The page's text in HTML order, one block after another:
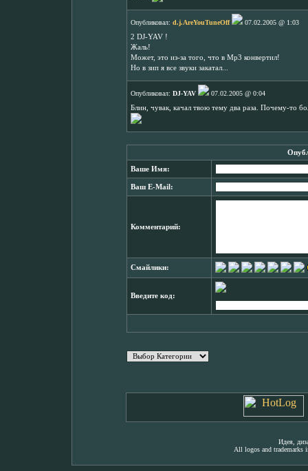
Опубликовал: d.j.AreYouTuneOff
07.02.2005 @ 1:03
2 DJ-YAV !
Жаль!
Может, это из-за того, что в Мр3 конвертил!
Но в зип я все звуки закатал...
Опубликовал: DJ-YAV
07.02.2005 @ 0:04
Блин, чувак, качал твою тему два раза. Почему-то
Ваше Имя:
Ваш E-Mail:
Комментарий:
Смайлики:
Введите код:
Идея,
All logos and trademarks